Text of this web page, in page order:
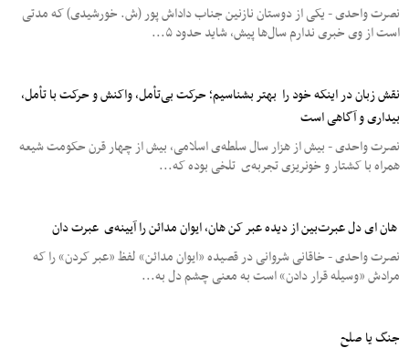
نصرت واحدی - یکی از دوستان نازنین جناب داداش پور (ش. خورشیدی) که مدتی
است از وی خبری ندارم سال‌ها پیش، شاید حدود ۵...
نقش زبان در اینکه خود را بهتر بشناسیم؛ حرکت بی‌تأمل، واکنش و حرکت با تأمل،
بیداری و آگاهی است
نصرت واحدی - بیش از هزار سال سلطه‌ی اسلامی، بیش از چهار قرن حکومت شیعه
همراه با کشتار و خونریزی تجربهﻯ تلخی بوده که...
هان ای دل عبرت‌بین از دیده عبر کن هان، ایوان مدائن را آیینه‌ی عبرت دان
نصرت واحدی - خاقانی شروانی در قصیده «ایوان مدائن» لفظ «عبر کردن» را که
مرادش «وسیله قرار دادن» است به معنی چشم دل به...
جنگ یا صلح